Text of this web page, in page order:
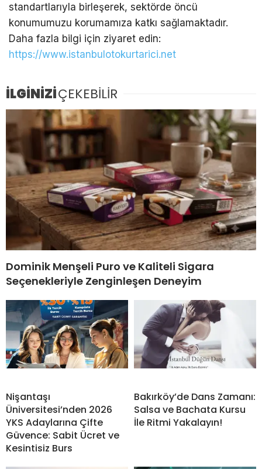
standartlarıyla birleşerek, sektörde öncü
konumumuzu korumamıza katkı sağlamaktadır.
Daha fazla bilgi için ziyaret edin:
https://www.istanbulotokurtarici.net
İLGİNİZİÇEKEBİLİR
Dominik Menşeli Puro ve Kaliteli Sigara
Seçenekleriyle Zenginleşen Deneyim
Nişantaşı
Üniversitesi’nden 2026
YKS Adaylarına Çifte
Güvence: Sabit Ücret ve
Kesintisiz Burs
Bakırköy’de Dans Zamanı:
Salsa ve Bachata Kursu
İle Ritmi Yakalayın!